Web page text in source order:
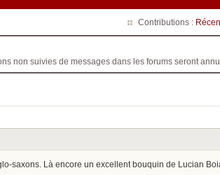
Contributions :
non suivies de messages dans les forums seront
saxons. Là encore un excellent bouquin de Lucian